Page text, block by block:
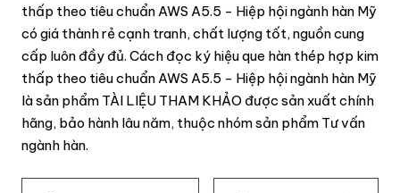
thấp theo tiêu chuẩn AWS A5.5 - Hiệp hội ngành hàn Mỹ
có giá thành rẻ cạnh tranh, chất lượng tốt, nguồn cung
cấp luôn đầy đủ. Cách đọc ký hiệu que hàn thép hợp kim
thấp theo tiêu chuẩn AWS A5.5 - Hiệp hội ngành hàn Mỹ
là sản phẩm TÀI LIỆU THAM KHẢO được sản xuất chính
hãng, bảo hành lâu năm, thuộc nhóm sản phẩm Tư vấn
ngành hàn.